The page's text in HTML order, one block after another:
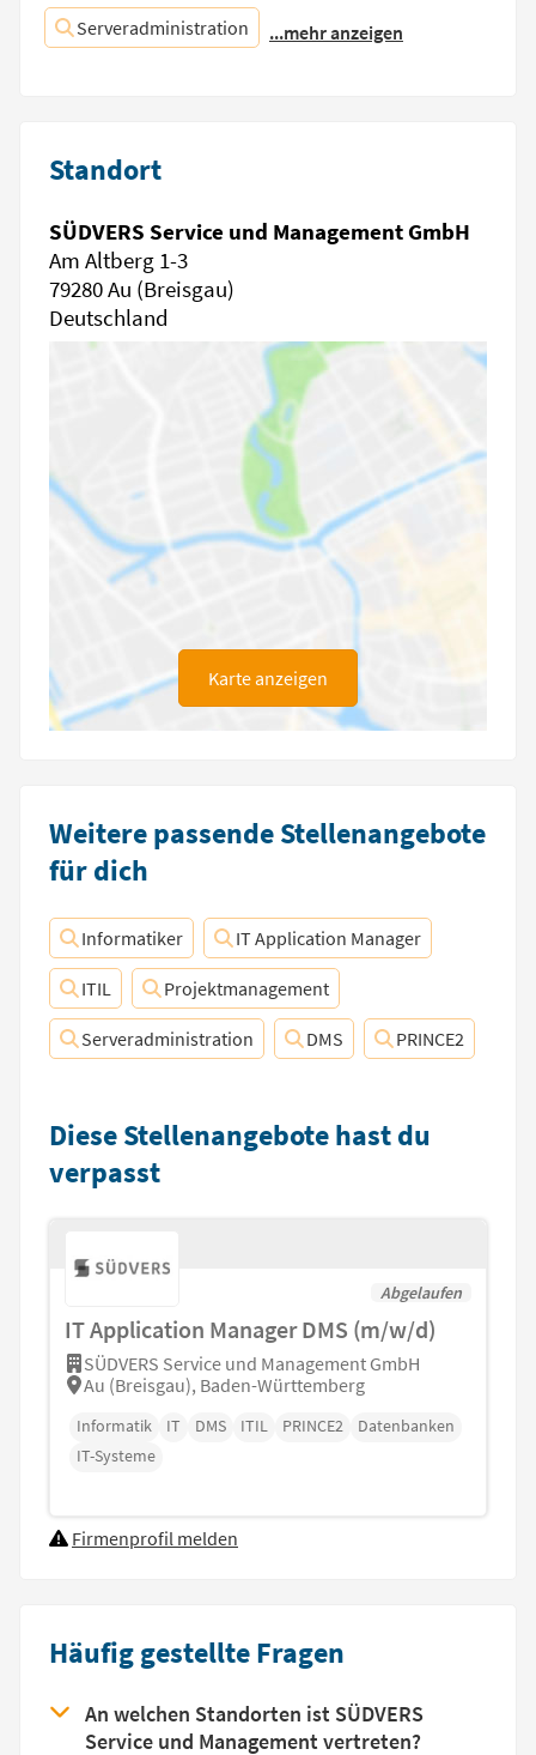
Serveradministration ...mehr anzeigen
Standort
SÜDVERS Service und Management GmbH
Am Altberg 1-3
79280 Au (Breisgau)
Deutschland
Karte anzeigen
Weitere passende Stellenangebote
für dich
Informatiker IT Application Manager
ITIL Projektmanagement
Serveradministration DMS PRINCE2
Diese Stellenangebote hast du
verpasst
Abgelaufen
IT Application Manager DMS (m/w/d)
SÜDVERS Service und Management GmbH
Au (Breisgau), Baden-Württemberg
Informatik IT DMS ITIL PRINCE2
Datenbanken
IT-Systeme
Firmenprofil melden
Häufig gestellte Fragen
An welchen Standorten ist SÜDVERS
Service und Management vertreten?